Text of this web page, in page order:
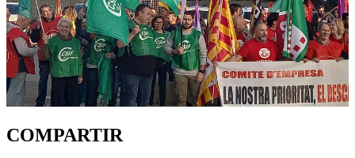
COMPARTIR